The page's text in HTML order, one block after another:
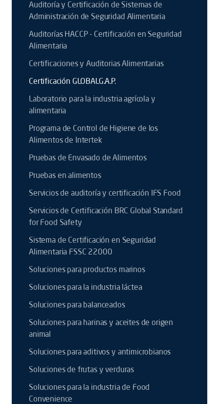
Auditoría y Certificación de Sistemas de
Administración de Seguridad Alimentaria
Auditorías HACCP - Certificación en Seguridad
Alimentaria
Certificaciones y Auditorias Alimentarias
Certificación GLOBALG.A.P.
Laboratorio para la industria agrícola y
alimentaria
Programa de Control de Higiene de los
Alimentos de Intertek
Pruebas de Envasado de Alimentos
Pruebas en alimentos
Servicios de auditoría y certificación IFS Food
Servicios de Certificación BRC Global Standard
for Food Safety
Sistema de Certificación en Seguridad
Alimentaria FSSC 22000
Soluciones para productos marinos
Soluciones para la industria láctea
Soluciones para balanceados
Soluciones para harinas y aceites de origen
animal
Soluciones para aditivos y antimicrobianos
Soluciones de frutas y verduras
Soluciones para la industria de Food
Convenience